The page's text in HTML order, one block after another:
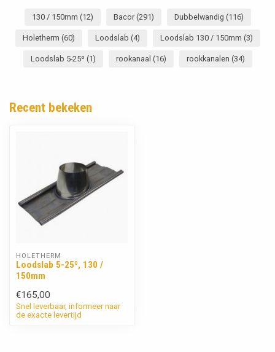
130 / 150mm (12) Bacor (291) Dubbelwandig (116)
Holetherm (60) Loodslab (4) Loodslab 130 / 150mm (3)
Loodslab 5-25º (1) rookanaal (16) rookkanalen (34)
Recent bekeken
HOLETHERM
Loodslab 5-25º, 130 /
150mm
€165,00
Snel leverbaar, informeer naar
de exacte levertijd